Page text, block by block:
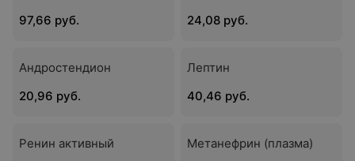
97,66 руб.
24,08 руб.
Андростендион
20,96 руб.
Лептин
40,46 руб.
Ренин активный
Метанефрин (плазма)